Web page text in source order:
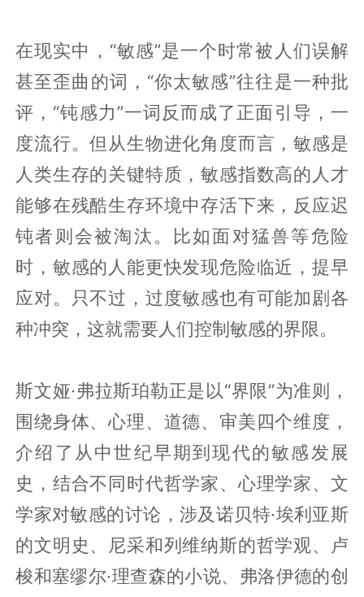
在现实中，“敏感”是一个时常被人们误解
甚至歪曲的词，“你太敏感”往往是一种批
评，“钝感力”一词反而成了正面引导，一
度流行。但从生物进化角度而言，敏感是
人类生存的关键特质，敏感指数高的人才
能够在残酷生存环境中存活下来，反应迟
钝者则会被淘汰。比如面对猛兽等危险
时，敏感的人能更快发现危险临近，提早
应对。只不过，过度敏感也有可能加剧各
种冲突，这就需要人们控制敏感的界限。
斯文娅·弗拉斯珀勒正是以“界限”为准则，
围绕身体、心理、道德、审美四个维度，
介绍了从中世纪早期到现代的敏感发展
史，结合不同时代哲学家、心理学家、文
学家对敏感的讨论，涉及诺贝特·埃利亚斯
的文明史、尼采和列维纳斯的哲学观、卢
梭和塞缪尔·理查森的小说、弗洛伊德的创